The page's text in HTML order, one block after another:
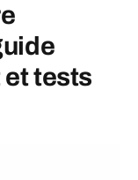
et tests